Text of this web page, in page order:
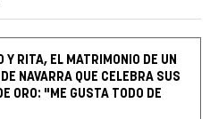
Y RITA, EL MATRIMONIO DE UN
NAVARRA QUE CELEBRA SUS
ORO: "ME GUSTA TODO DE